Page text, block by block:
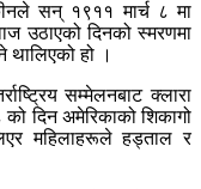
सन् १९११ मार्च ८ मा
उठाएको दिनको स्मरणमा
थालिएको हो ।
सम्मेलनबाट क्लारा
दिन अमेरिकाको शिकागो
महिलाहरूले हड्ताल र